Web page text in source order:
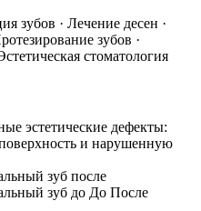
зубов · Лечение десен ·
зубов ·
стоматология
эстетические дефекты:
и нарушенную
До После